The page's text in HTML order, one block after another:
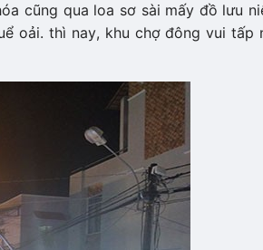
cũng qua loa sơ sài mấy đồ lưu
oải. thì nay, khu chợ đông vui tấp